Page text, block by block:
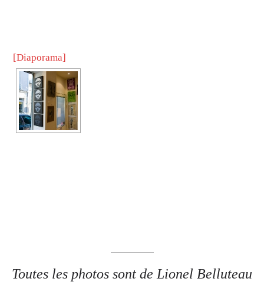
[Diaporama]
Toutes les photos sont de Lionel Belluteau